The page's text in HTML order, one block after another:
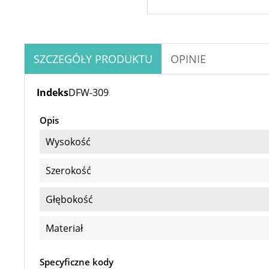
SZCZEGÓŁY PRODUKTU OPINIE
IndeksDFW-309
Opis
Wysokość
Szerokość
Głębokość
Materiał
Specyficzne kody